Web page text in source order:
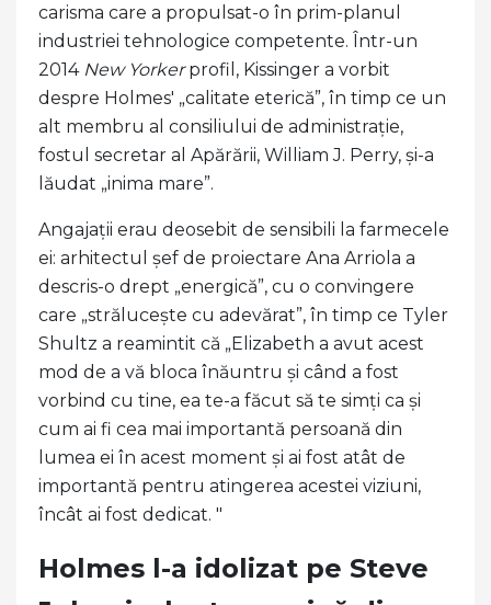
carisma care a propulsat-o în prim-planul
industriei tehnologice competente. Într-un
2014 New Yorkerprofil, Kissinger a vorbit
despre Holmes' „calitate eterică”, în timp ce un
alt membru al consiliului de administrație,
fostul secretar al Apărării, William J. Perry, și-a
lăudat „inima mare”.
Angajații erau deosebit de sensibili la farmecele
ei: arhitectul șef de proiectare Ana Arriola a
descris-o drept „energică”, cu o convingere
care „strălucește cu adevărat”, în timp ce Tyler
Shultz a reamintit că „Elizabeth a avut acest
mod de a vă bloca înăuntru și când a fost
vorbind cu tine, ea te-a făcut să te simți ca și
cum ai fi cea mai importantă persoană din
lumea ei în acest moment și ai fost atât de
importantă pentru atingerea acestei viziuni,
încât ai fost dedicat. "
Holmes l-a idolizat pe Steve